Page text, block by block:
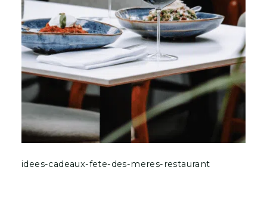
idees-cadeaux-fete-des-meres-restaurant